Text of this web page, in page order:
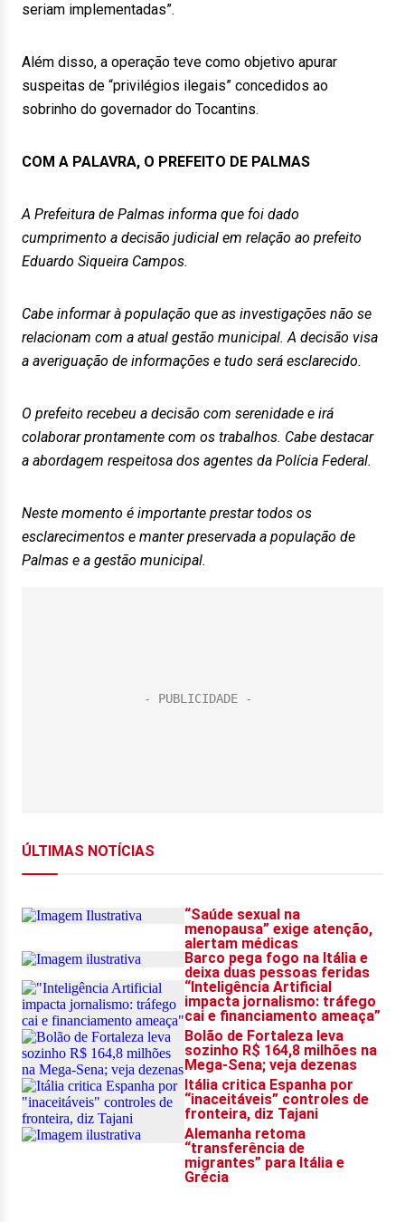
seriam implementadas”.
Além disso, a operação teve como objetivo apurar
suspeitas de “privilégios ilegais” concedidos ao
sobrinho do governador do Tocantins.
COM A PALAVRA, O PREFEITO DE PALMAS
A Prefeitura de Palmas informa que foi dado
cumprimento a decisão judicial em relação ao prefeito
Eduardo Siqueira Campos.
Cabe informar à população que as investigações não se
relacionam com a atual gestão municipal. A decisão visa
a averiguação de informações e tudo será esclarecido.
O prefeito recebeu a decisão com serenidade e irá
colaborar prontamente com os trabalhos. Cabe destacar
a abordagem respeitosa dos agentes da Polícia Federal.
Neste momento é importante prestar todos os
esclarecimentos e manter preservada a população de
Palmas e a gestão municipal.